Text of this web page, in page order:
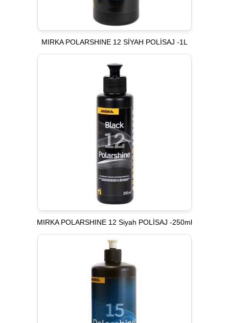
MIRKA POLARSHINE 12 SİYAH POLİSAJ -1L
MIRKA POLARSHINE 12 Siyah POLİSAJ -250ml